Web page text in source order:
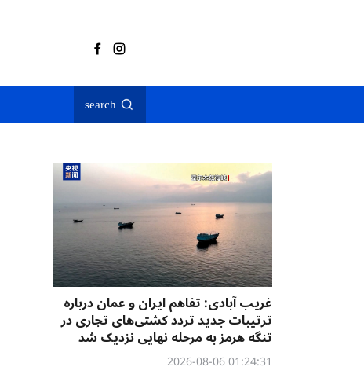
search
غریب آبادی: تفاهم ایران و عمان درباره
ترتیبات جدید تردد کشتی‌های تجاری در
تنگه هرمز به مرحله نهایی نزدیک شد
01:24:31 2026-08-06